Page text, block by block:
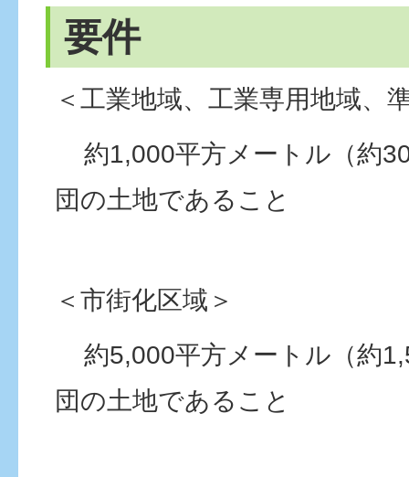
要件
＜工業地域、工業専用地域、
約1,000平方メートル（約
団の土地であること
＜市街化区域＞
約5,000平方メートル（約
団の土地であること